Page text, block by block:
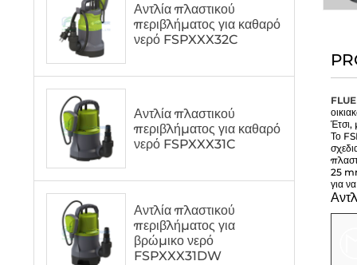
Αντλία πλαστικού
περιβλήματος για καθαρό
νερό FSPXXX32C
Αντλία πλαστικού
περιβλήματος για καθαρό
νερό FSPXXX31C
Αντλία πλαστικού
περιβλήματος για
βρώμικο νερό
FSPXXX31DW
Έτσι,
Το
25
για